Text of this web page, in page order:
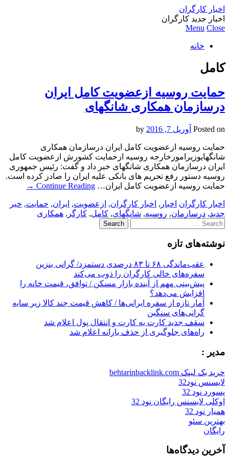
اخبار کارگران
اخبار جدید کارگران
Menu Close
خانه
كامل
حمایت روسیه ازعضویت كامل ایران
درسازمان همكاری شانگهای
Posted on آوریل 7, 2016
حمایت روسیه ازعضویت كامل ایران درسازمان همكاری
شانگهایوزیرامورخارجه روسیه ازحمایت كشورش ازعضویت كامل
ایران درسازمان همكاری شانگهای خبر داد و گفت: رئیس جمهوری
روسیه دستور رفع تحریم های بانكی علیه ایران را صادر كرده است.
حمایت روسیه ازعضویت كامل ایران… Continue Reading
→
اخبار کارگران اخبار , اخبار کارگران, ازعضویت, ایران, حمایت, خبر
جدید, درسازمان, روسیه, شانگهای, كامل, کارگر , همكاری
Search
for:
نوشته‌های تازه
عقب‌ماندگی ۶۸ تا ۸۳ درصدی دستمزد/ گرانی بنزین
سفره‌های خالی کارگران را ذوب می‌کند
پیش‌بینی مهم از آینده بازار مسکن / توافق، قیمت خانه را
افزایش می‌دهد؟
آمار تازه از سفره ایرانی‌ها / کاهش قیمت چند کالا زیر سایه
گرانی‌های سنگین
سقف جدید کارت به کارت و انتقال پول اعلام شد
راه‌های جلوگیری از حذف یارانه اعلام شد
مدیر :
خرید بک لینک behtarinbacklink.com
لایسنس نود32
پسورد نود 32
اوکلی لایسنس رایگان نود 32
همیار نود 32
بهترین سئو
رایگان
آخرین دیدگاه‌ها